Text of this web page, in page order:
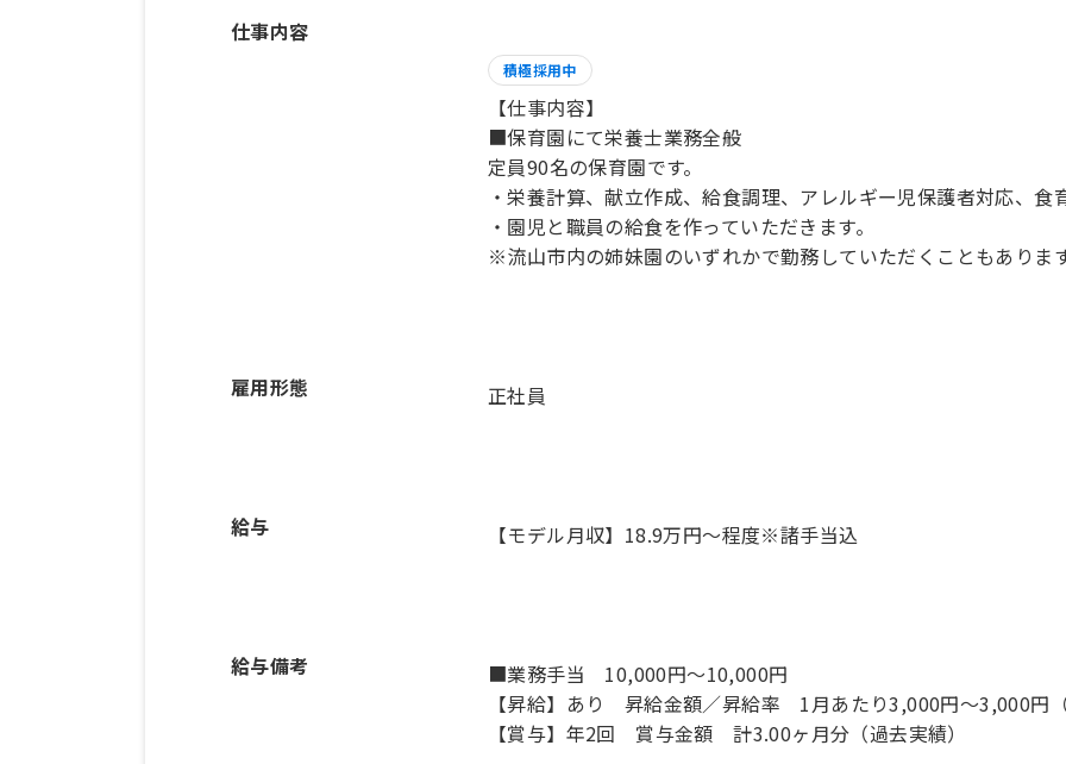
仕事内容
積極採用中
【仕事内容】
■保育園にて栄養士業務全般
定員90名の保育園です。
・栄養計算、献立作成、給食調理、アレルギー児保護者対応、食
・園児と職員の給食を作っていただきます。
雇用形態 正社員
給与 【モデル月収】18.9万円〜程度※諸手当込
給与備考
■業務手当 10,000円～10,000円
【昇給】あり 昇給金額／昇給率 1月あたり3,000円～3,000円
【賞与】年2回 賞与金額 計3.00ヶ月分（過去実績）